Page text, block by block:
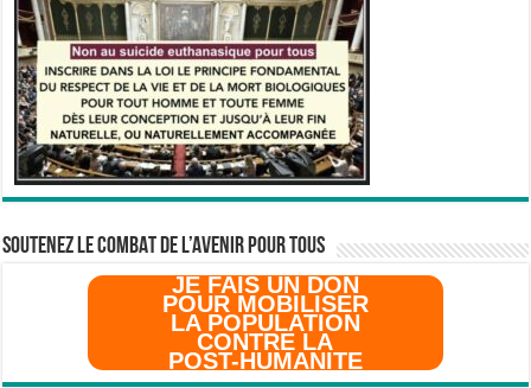
SOUTENEZ LE COMBAT DE L’AVenir pour Tous
JE FAIS UN DON
POUR MOBILISER
LA POPULATION
CONTRE LA
POST-HUMANITE